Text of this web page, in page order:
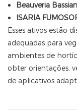
Beauveria
ISARIA
Esses ativos estão
adequadas para
ambientes de
obter orientações,
de aplicativos